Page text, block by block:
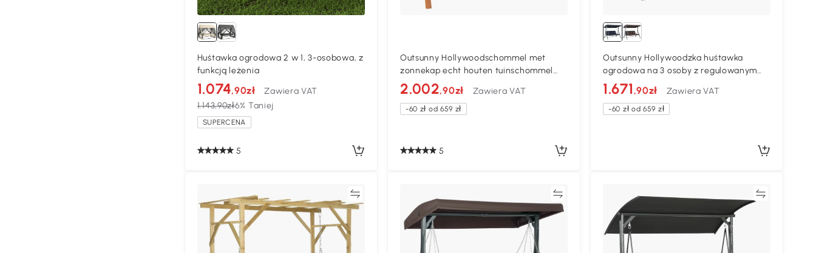
Huśtawka ogrodowa 2 w 1, 3-osobowa, z
funkcją leżenia
1.074,90zł
Zawiera VAT
1.143,90zł6% Taniej
SUPERCENA
5
Outsunny Hollywoodschommel met
zonnekap echt houten tuinschommel
Schommelbank Schommel met
ligfunctie van larikshout voor 3
personen
2.002,90zł Zawiera VAT
-60 zł od 659 zł
5
Outsunny Hollywoodzka huśtawka
ogrodowa na 3 osoby z regulowanym
dachem Texteline
1.671 ,90zł Zawiera VAT
-60 zł od 659 zł